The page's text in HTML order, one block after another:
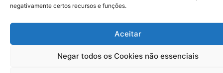
negativamente certos recursos e funções.
Aceitar
Negar todos os Cookies não essenciais